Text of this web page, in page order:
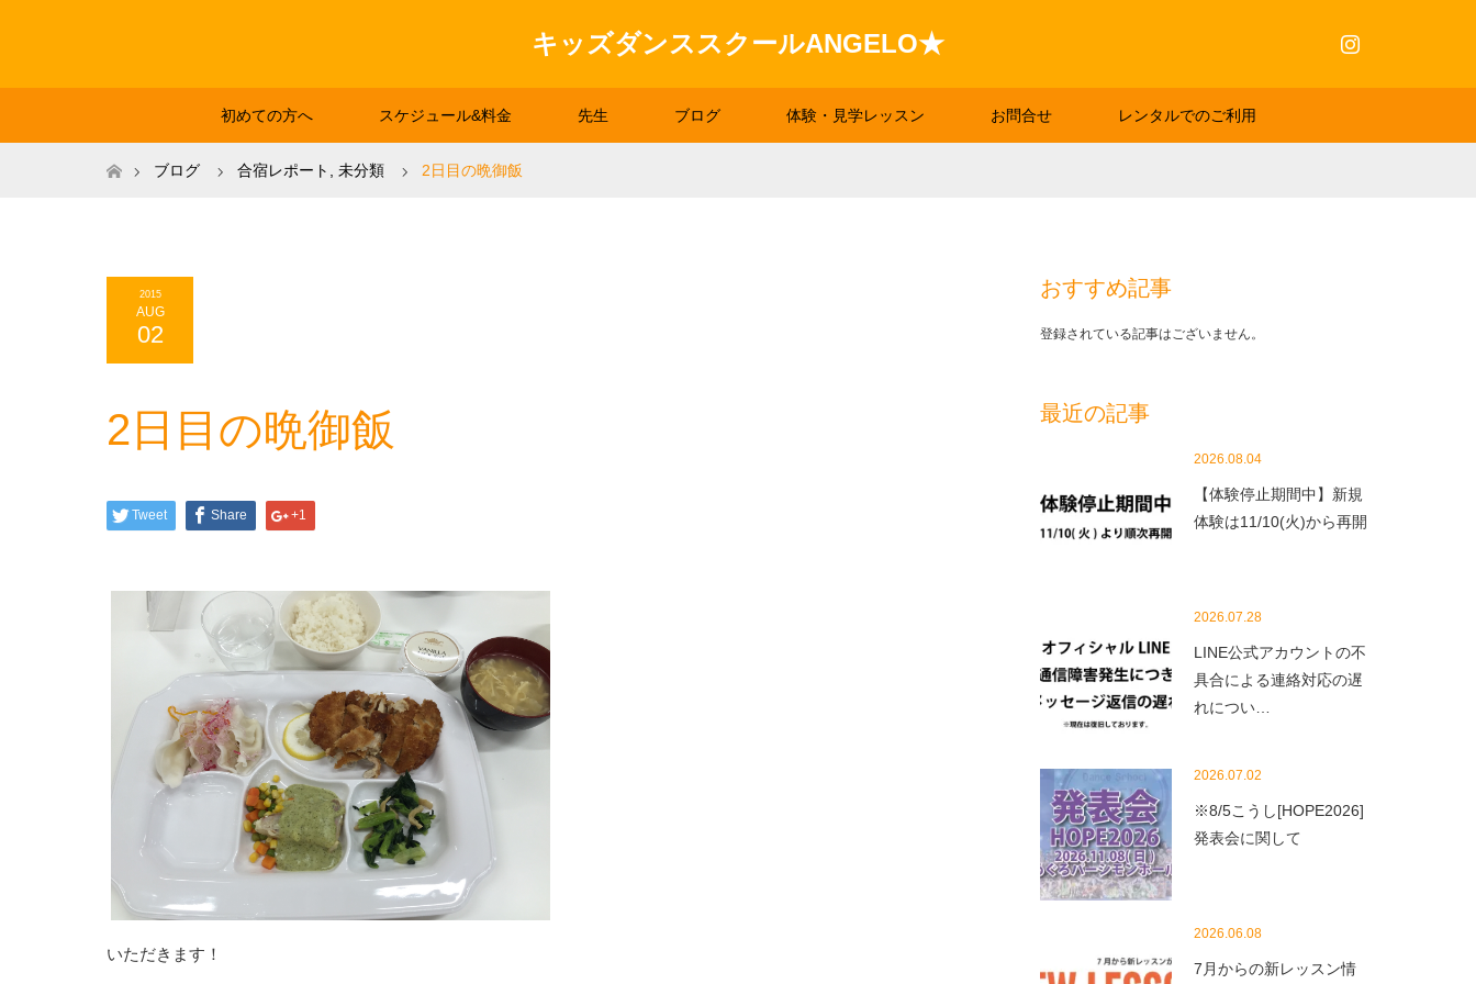
キッズダンススクールANGELO★
初めての方へ スケジュール&料金 先生 ブログ 体験・見学レッスン お問合せ レンタルでのご利用
ホームブログ 合宿レポート 未分類 2日目の晩御飯
2015
AUG
02
2日目の晩御飯
Tweet Share +1
いただきます！
おすすめ記事
登録されている記事はございません。
最近の記事
2026.08.04
【体験停止期間中】新規
体験は11/10(火)から再開
2026.07.28
LINE公式アカウントの不
具合による連絡対応の遅
れについ…
2026.07.02
※8/5こうし[HOPE2026]
発表会に関して
2026.06.08
7月からの新レッスン情